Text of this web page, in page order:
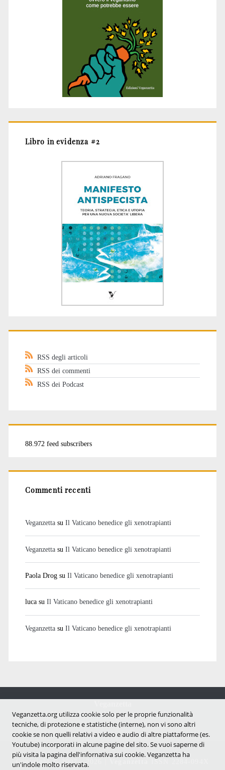
Libro in evidenza #2
RSS degli articoli
RSS dei commenti
RSS dei Podcast
88.972 feed subscribers
Commenti recenti
Veganzettasu Il Vaticano benedice gli xenotrapianti
Veganzettasu Il Vaticano benedice gli xenotrapianti
Paola Drogsu Il Vaticano benedice gli xenotrapianti
lucasu Il Vaticano benedice gli xenotrapianti
Veganzettasu Il Vaticano benedice gli xenotrapianti
Notizie dal mondo vegan e antispecista
Copyright © 2007 - 2026 |
Veganzetta.org utilizza cookie solo per le proprie funzionalità
tecniche, di protezione e statistiche (interne), non vi sono altri
cookie se non quelli relativi a video e audio di altre piattaforme (es.
Youtube) incorporati in alcune pagine del sito. Se vuoi saperne di
più visita la pagina dell'infornativa sui cookie. Veganzetta ha
un'indole molto riservata.